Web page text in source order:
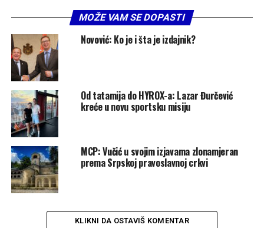
MOŽE VAM SE DOPASTI
Novović: Ko je i šta je izdajnik?
Od tatamija do HYROX-a: Lazar Đurčević
kreće u novu sportsku misiju
MCP: Vučić u svojim izjavama zlonamjeran
prema Srpskoj pravoslavnoj crkvi
KLIKNI DA OSTAVIŠ KOMENTAR